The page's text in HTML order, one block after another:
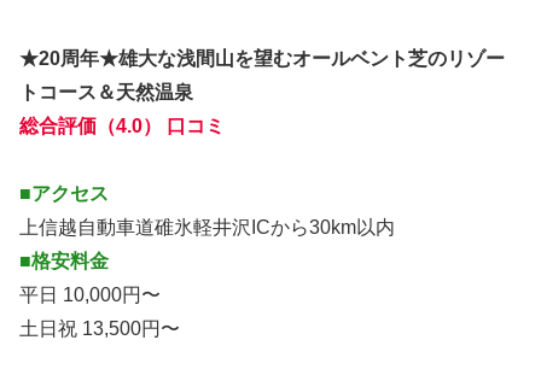
★20周年★雄大な浅間山を望むオールベント芝のリゾー
トコース＆天然温泉
総合評価（4.0） 口コミ
■アクセス
上信越自動車道碓氷軽井沢ICから30km以内
■格安料金
平日 10,000円〜
土日祝 13,500円〜